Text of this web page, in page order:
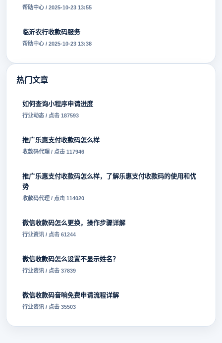
帮助中心 / 2025-10-23 13:55
临沂农行收款码服务
帮助中心 / 2025-10-23 13:38
热门文章
如何查询小程序申请进度
行业动态 / 点击 187593
推广乐惠支付收款码怎么样
收款码代理 / 点击 117946
推广乐惠支付收款码怎么样，了解乐惠支付收款码的使用和优
势
收款码代理 / 点击 114020
微信收款码怎么更换，操作步骤详解
行业资讯 / 点击 61244
微信收款码怎么设置不显示姓名？
行业资讯 / 点击 37839
微信收款码音响免费申请流程详解
行业资讯 / 点击 35503